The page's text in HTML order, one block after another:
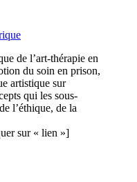
de l’art-thérapie en
du soin en prison,
artistique sur
qui les sous-
l’éthique, de la
sur « lien »]